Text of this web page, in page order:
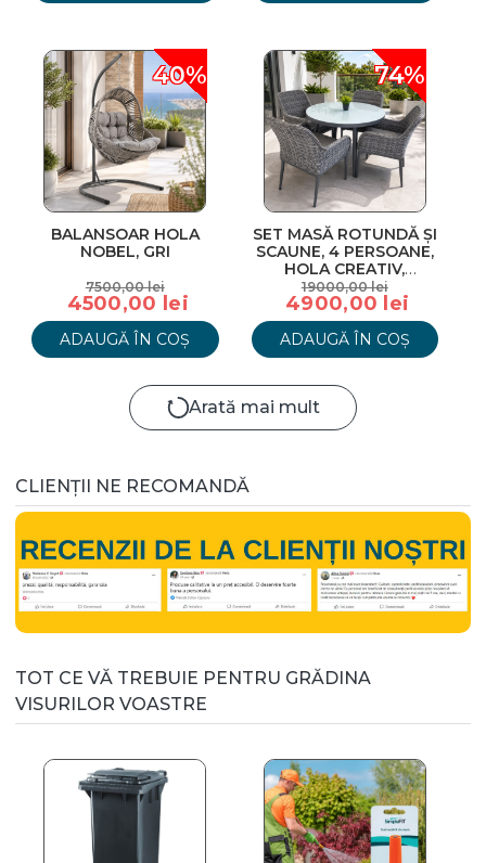
40%
BALANSOAR HOLA
NOBEL, GRI
7500,00 lei
4500,00 lei
ADAUGĂ ÎN COȘ
74%
SET MASĂ ROTUNDĂ ȘI
SCAUNE, 4 PERSOANE,
HOLA CREATIV,
ANTRACIT
19000,00 lei
4900,00 lei
ADAUGĂ ÎN COȘ
Arată mai mult
CLIENȚII NE RECOMANDĂ
TOT CE VĂ TREBUIE PENTRU GRĂDINA
VISURILOR VOASTRE